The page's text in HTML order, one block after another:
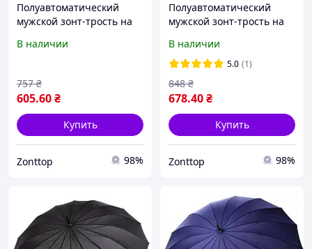
Полуавтоматический
мужской зонт-трость на
черный, 01003-1
В наличии
605.60₴
757 ₴
Купить
Zonttop 98%
Полуавтоматический
мужской зонт-трость на
черный, 01004-1
В наличии
5.0 (1)
678.40₴
848 ₴
Купить
Zonttop 98%